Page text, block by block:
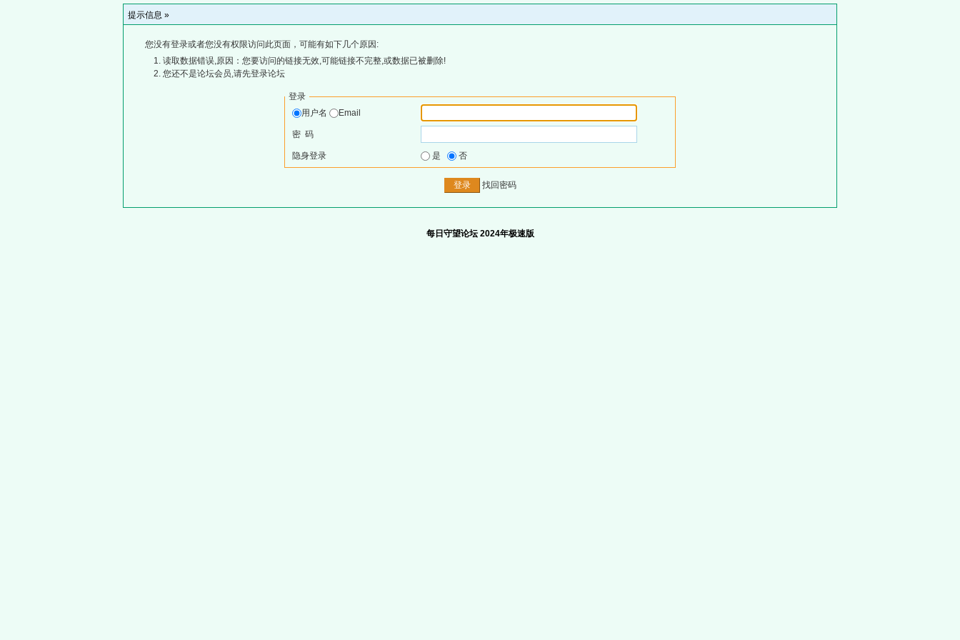
提示信息 »
您没有登录或者您没有权限访问此页面，可能有如下几个原因:
读取数据错误,原因：您要访问的链接无效,可能链接不完整,或数据已被删除!
您还不是论坛会员,请先登录论坛
登录
用户名
Email
密 码
隐身登录 是 否
找回密码
每日守望论坛 2024年极速版